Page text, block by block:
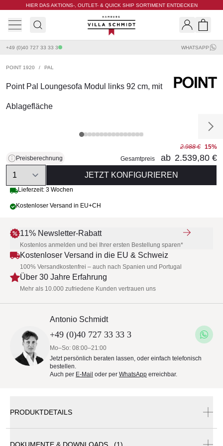
HIER DAS AKTIONS-, OUTLET- & QUICK SHIP SORTIMENT ENTDECKEN
Villa Schmidt
+49 (0)40 727 33 33 3 WHATSAPP
POINT 1920 / PAL
Point Pal Loungesofa Modul links 92 cm, mit
Ablagefläche
Preisberechnung
2.988 € 15%
Gesamtpreis
ab 2.539,80 €
Quantity
JETZT KONFIGURIEREN
Lieferzeit: 3 Wochen
Kostenloser Versand in EU+CH
11% Newsletter-Rabatt
Kostenlos anmelden und bei Ihrer ersten Bestellung sparen*
Kostenloser Versand in die EU & Schweiz
100% Versandkostenfrei – auch nach Spanien und Portugal
Über 30 Jahre Erfahrung
Mehr als 10.000 zufriedene Kunden vertrauen uns
Antonio Schmidt
+49 (0)40 727 33 33 3
Mo–So: 08:00–21:00
Jetzt persönlich beraten lassen, oder einfach telefonisch
bestellen.
Auch per E-Mail oder per WhatsApp erreichbar.
PRODUKTDETAILS
DOKUMENTE & DOWNLOADS (1)